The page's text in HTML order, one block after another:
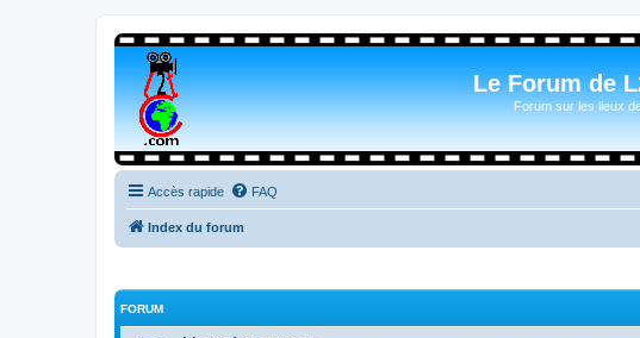
Le Forum de
Forum sur les lieux
Accès rapide FAQ
Index du forum
FORUM